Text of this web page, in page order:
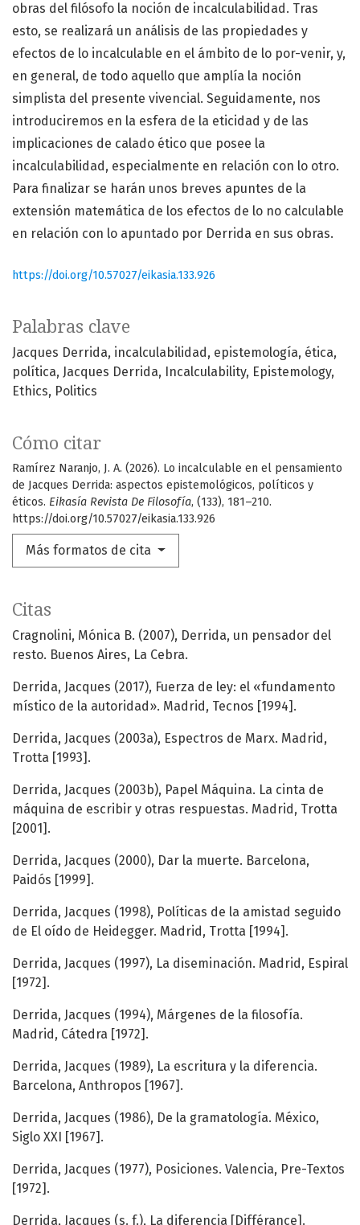
Palabras clave
Jacques Derrida incalculabilidad epistemología ética
política Jacques Derrida Incalculability Epistemology
Ethics
Politics
Cómo citar
Ramírez Naranjo, J. A. (2026). Lo incalculable en el pensamiento
de Jacques Derrida: aspectos epistemológicos, políticos y
éticos. Eikasía Revista De Filosofía, (133), 181–210.
https://doi.org/10.57027/eikasia.133.926
Más formatos de cita
obras del filósofo la noción de incalculabilidad. Tras
esto, se realizará un análisis de las propiedades y
efectos de lo incalculable en el ámbito de lo por-venir, y,
en general, de todo aquello que amplía la noción
simplista del presente vivencial. Seguidamente, nos
introduciremos en la esfera de la eticidad y de las
implicaciones de calado ético que posee la
incalculabilidad, especialmente en relación con lo otro.
Para finalizar se harán unos breves apuntes de la
extensión matemática de los efectos de lo no calculable
en relación con lo apuntado por Derrida en sus obras.
https://doi.org/10.57027/eikasia.133.926
Citas
Cragnolini, Mónica B. (2007), Derrida, un pensador del
resto. Buenos Aires, La Cebra.
Derrida, Jacques (2017), Fuerza de ley: el «fundamento
místico de la autoridad». Madrid, Tecnos [1994].
Derrida, Jacques (2003a), Espectros de Marx. Madrid,
Trotta [1993].
Derrida, Jacques (2003b), Papel Máquina. La cinta de
máquina de escribir y otras respuestas. Madrid, Trotta
[2001].
Derrida, Jacques (2000), Dar la muerte. Barcelona,
Paidós [1999].
Derrida, Jacques (1998), Políticas de la amistad seguido
de El oído de Heidegger. Madrid, Trotta [1994].
Derrida, Jacques (1997), La diseminación. Madrid, Espiral
[1972].
Derrida, Jacques (1994), Márgenes de la filosofía.
Madrid, Cátedra [1972].
Derrida, Jacques (1989), La escritura y la diferencia.
Barcelona, Anthropos [1967].
Derrida, Jacques (1986), De la gramatología. México,
Siglo XXI [1967].
Derrida, Jacques (1977), Posiciones. Valencia, Pre-Textos
[1972].
Derrida, Jacques (s. f.), La diferencia [Différance].